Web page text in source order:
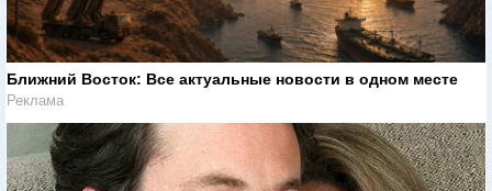
Ближний Восток: Все актуальные новости в одном месте
Реклама